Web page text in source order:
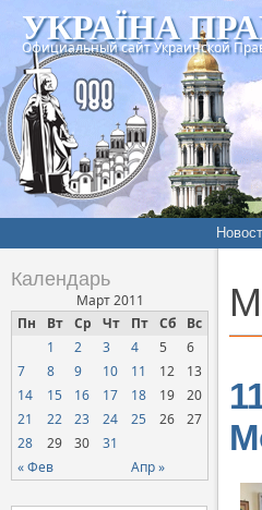
УКРАЇНА
Официальный сайт Украинской
Календарь
Март 2011
Пн
Вт Ср Чт Пт Сб Вс
« Фев Апр »
1 2 3 4 5
6
7
8 9 10 11 12
13
14
15 16 17 18 19
20
21
22 23 24 25 26
27
28
29 30 31